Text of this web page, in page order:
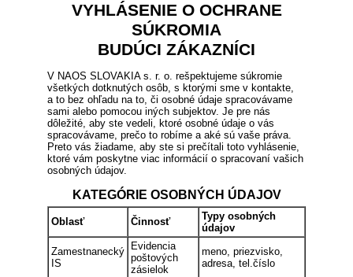
VYHLÁSENIE O OCHRANE
SÚKROMIA
BUDÚCI ZÁKAZNÍCI
V NAOS SLOVAKIA s. r. o. rešpektujeme súkromie
všetkých dotknutých osôb, s ktorými sme v kontakte,
a to bez ohľadu na to, či osobné údaje spracovávame
sami alebo pomocou iných subjektov. Je pre nás
dôležité, aby ste vedeli, ktoré osobné údaje o vás
spracovávame, prečo to robíme a aké sú vaše práva.
Preto vás žiadame, aby ste si prečítali toto vyhlásenie,
ktoré vám poskytne viac informácií o spracovaní vašich
osobných údajov.
KATEGÓRIE OSOBNÝCH ÚDAJOV
Oblasť Činnosť
Typy osobných
údajov
Zamestnanecký
IS
Evidencia
poštových
zásielok
meno, priezvisko,
adresa, tel.číslo